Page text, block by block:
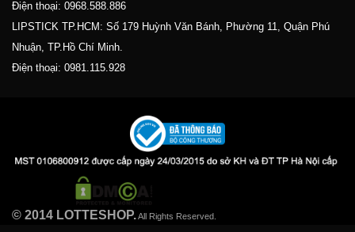
Điện thoại: 0968.588.886
LIPSTICK TP.HCM: Số 179 Huỳnh Văn Bánh, Phường 11, Quận Phú
Nhuận, TP.Hồ Chí Minh.
Điện thoại: 0981.115.928
© 2014 LOTTESHOP.All Rights Reserved.